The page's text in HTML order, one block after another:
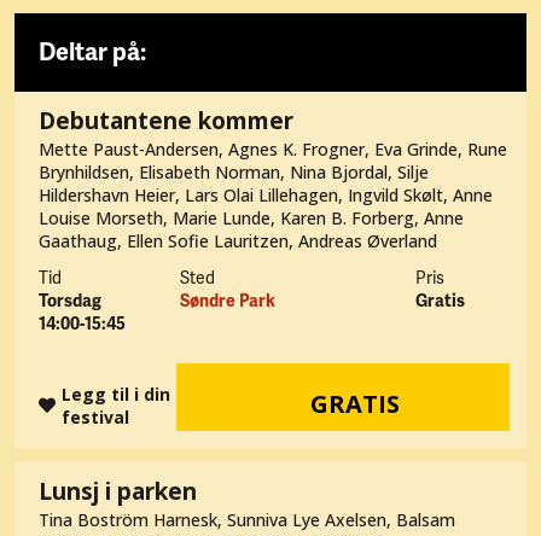
Deltar på:
Debutantene kommer
Mette Paust-Andersen, Agnes K. Frogner, Eva Grinde, Rune
Brynhildsen, Elisabeth Norman, Nina Bjordal, Silje
Hildershavn Heier, Lars Olai Lillehagen, Ingvild Skølt, Anne
Louise Morseth, Marie Lunde, Karen B. Forberg, Anne
Gaathaug, Ellen Sofie Lauritzen, Andreas Øverland
Tid
Torsdag
14:00-15:45
Sted
Søndre Park
Pris
Gratis
GRATIS
Legg til i din
festival
Lunsj i parken
Tina Boström Harnesk, Sunniva Lye Axelsen, Balsam